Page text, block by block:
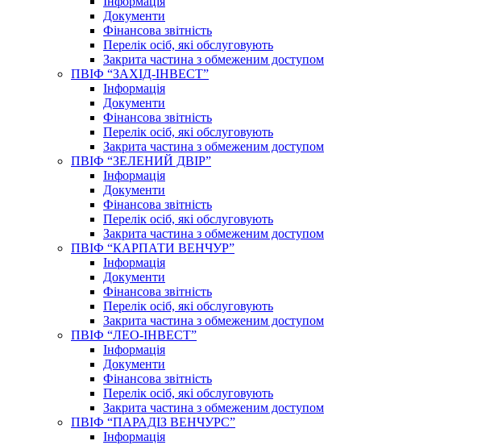
Документи
Фінансова звітність
Перелік осіб, які обслуговують
Закрита частина з обмеженим доступом
ПВІФ “ЗАХІД-ІНВЕСТ”
Інформація
Документи
Фінансова звітність
Перелік осіб, які обслуговують
Закрита частина з обмеженим доступом
ПВІФ “ЗЕЛЕНИЙ ДВІР”
Інформація
Документи
Фінансова звітність
Перелік осіб, які обслуговують
Закрита частина з обмеженим доступом
ПВІФ “КАРПАТИ ВЕНЧУР”
Інформація
Документи
Фінансова звітність
Перелік осіб, які обслуговують
Закрита частина з обмеженим доступом
ПВІФ “ЛЕО-ІНВЕСТ”
Інформація
Документи
Фінансова звітність
Перелік осіб, які обслуговують
Закрита частина з обмеженим доступом
ПВІФ “ПАРАДІЗ ВЕНЧУРС”
Інформація